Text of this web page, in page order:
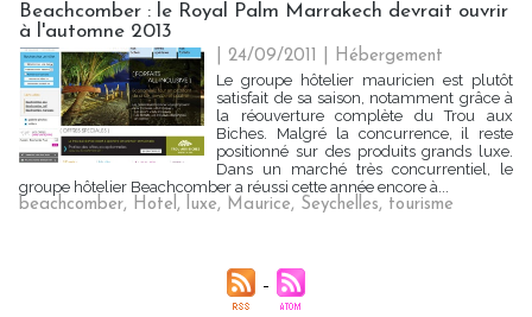
Beachcomber : le Royal Palm Marrakech devrait ouvrir
à l'automne 2013
| 24/09/2011
Hébergement
Le groupe hôtelier mauricien est plutôt
satisfait de sa saison, notamment grâce à
la réouverture complète du Trou aux
Biches. Malgré la concurrence, il reste
positionné sur des produits grands luxe.
Dans un marché très concurrentiel, le
groupe hôtelier Beachcomber a réussi cette année encore à...
beachcomber, Hotel, luxe, Maurice, Seychelles, tourisme